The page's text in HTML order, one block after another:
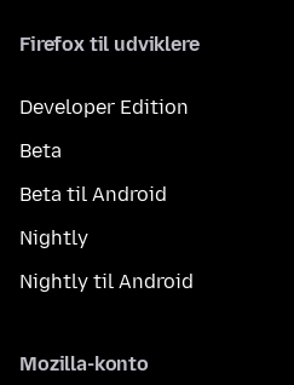
Firefox til udviklere
Developer Edition
Beta
Beta til Android
Nightly
Nightly til Android
Mozilla-konto